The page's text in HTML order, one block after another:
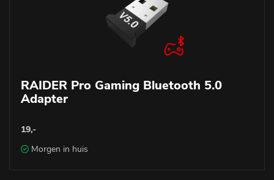
RAIDER Pro Gaming Bluetooth 5.0
Adapter
19,-
Morgen in huis